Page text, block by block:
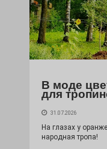
В моде
для
31.07.2026
На глазах у
народная тропа!